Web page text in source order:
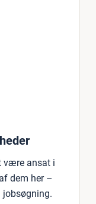
være ansat i
dem her –
jobsøgning.